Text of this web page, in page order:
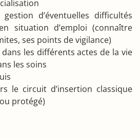
d’éventuelles difficultés
situation d’emploi (connaître
ses points de vigilance)
dans les différents actes de la vie
les soins
le circuit d’insertion classique
protégé)